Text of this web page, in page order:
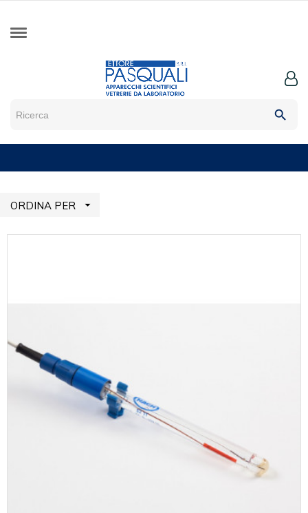
search
ORDINA PER 